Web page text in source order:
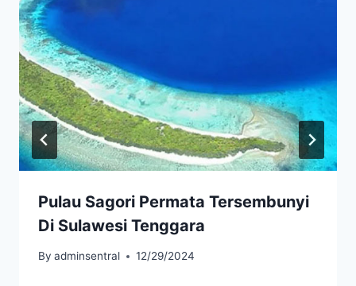
Pulau Sagori Permata Tersembunyi
Di Sulawesi Tenggara
By adminsentral 12/29/2024